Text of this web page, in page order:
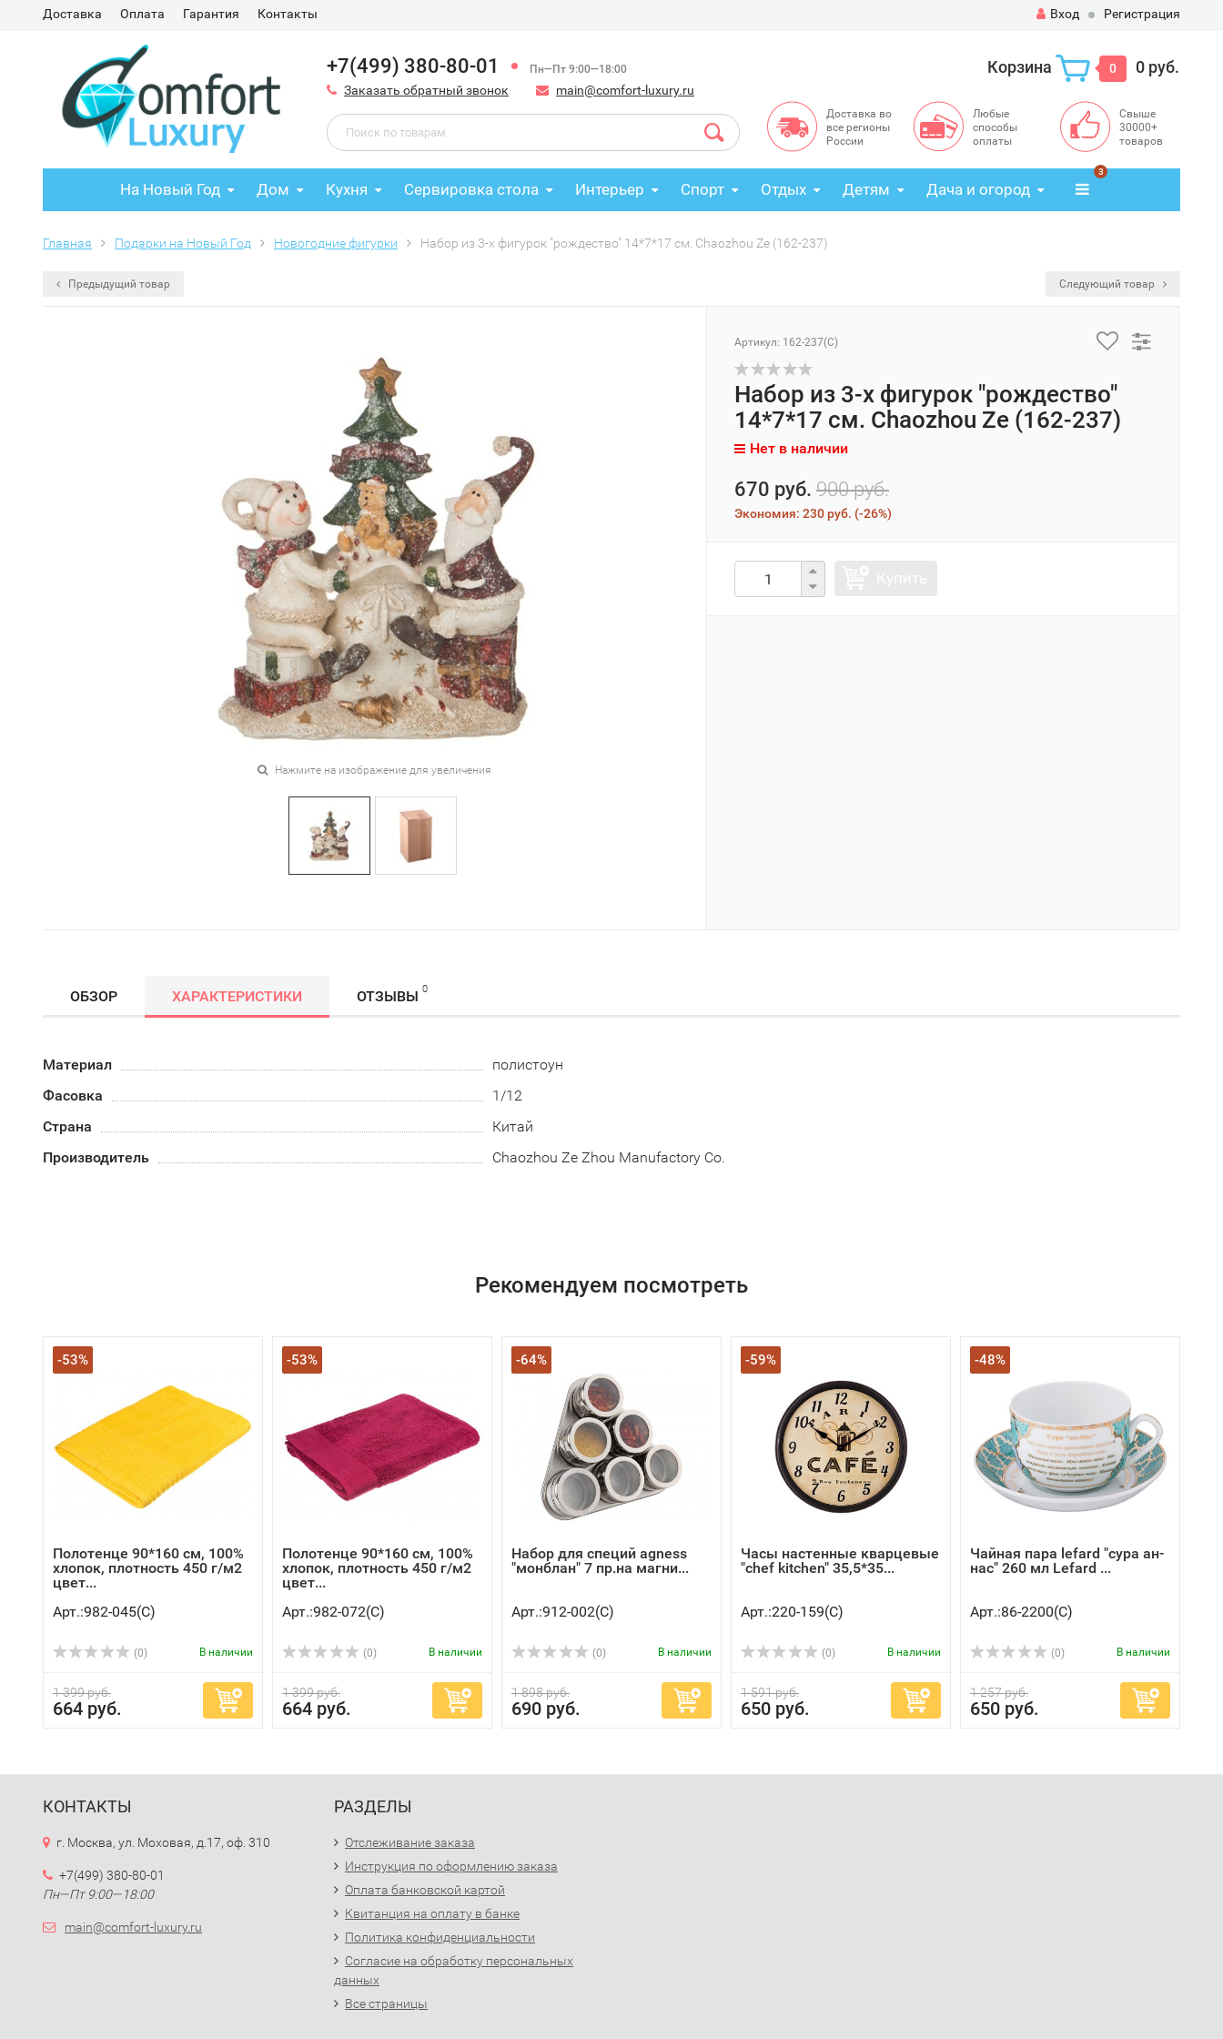
Доставка Оплата Гарантия Контакты Вход Регистрация
+7(499) 380-80-01 Пн—Пт 9:00—18:00
Заказать обратный звонок main@comfort-luxury.ru
Корзина 0 0 руб.
Доставка во
все регионы
России
Любые
способы
оплаты
Свыше
30000+
товаров
На Новый Год Дом Кухня Сервировка стола Интерьер Спорт Отдых Детям Дача и огород
3
Главная Подарки на Новый Год Новогодние фигурки Набор из 3-х фигурок "рождество" 14*7*17 см. Chaozhou Ze (162-237)
Предыдущий товар Следующий товар
Нажмите на изображение для увеличения
Артикул: 162-237(C)
Набор из 3-х фигурок "рождество"
14*7*17 см. Chaozhou Ze (162-237)
Нет в наличии
670 руб. 900 руб.
Экономия: 230 руб. (-26%)
ОБЗОР ХАРАКТЕРИСТИКИ ОТЗЫВЫ 0
Материал
полистоун
Фасовка
1/12
Страна
Китай
Производитель
Chaozhou Ze Zhou Manufactory Co.
Рекомендуем посмотреть
-53%
Полотенце 90*160 см, 100%
хлопок, плотность 450 г/м2
цвет...
Арт.:982-045(C)
(0) В наличии
1 399 руб.
664 руб.
-53%
Полотенце 90*160 см, 100%
хлопок, плотность 450 г/м2
цвет...
Арт.:982-072(C)
(0) В наличии
1 399 руб.
664 руб.
-64%
Набор для специй agness
"монблан" 7 пр.на магни...
Арт.:912-002(C)
(0) В наличии
1 898 руб.
690 руб.
-59%
Часы настенные кварцевые
"chef kitchen" 35,5*35...
Арт.:220-159(C)
(0) В наличии
1 591 руб.
650 руб.
-48%
Чайная пара lefard "сура ан-
нас" 260 мл Lefard ...
Арт.:86-2200(C)
(0) В наличии
1 257 руб.
650 руб.
КОНТАКТЫ
г. Москва, ул. Моховая, д.17, оф. 310
+7(499) 380-80-01
Пн—Пт 9:00—18:00
main@comfort-luxury.ru
РАЗДЕЛЫ
Отслеживание заказа
Инструкция по оформлению заказа
Оплата банковской картой
Квитанция на оплату в банке
Политика конфиденциальности
Согласие на обработку персональных
данных
Все страницы